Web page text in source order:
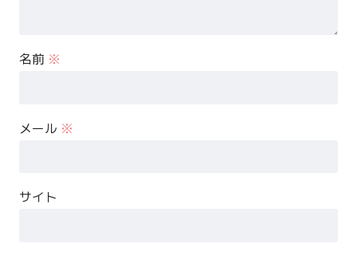
名前 ※
メール ※
サイト